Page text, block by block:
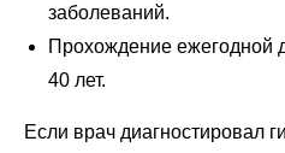
заболеваний.
Прохождение ежегодной
40 лет.
Если врач диагностировал